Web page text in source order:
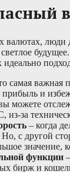
валютах, люди
идеально
самая важная
прибыль и
можете
за
– когда
с другой
значение,
функции
бирж и